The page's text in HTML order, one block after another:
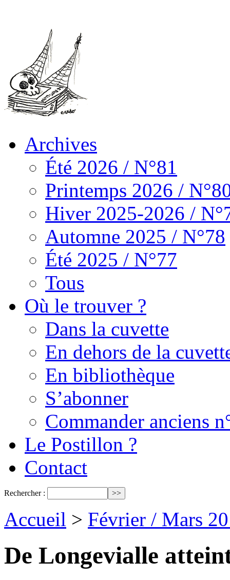
Archives
Été 2026 / N°81
Printemps 2026 /
Hiver 2025-2026 /
Automne 2025 / N°78
Été 2025 / N°77
Tous
Où le trouver ?
Dans la cuvette
En dehors de la
En bibliothèque
S’abonner
Commander anciens
Le Postillon ?
Contact
Rechercher :
Accueil > Février / Mars
De Longevialle